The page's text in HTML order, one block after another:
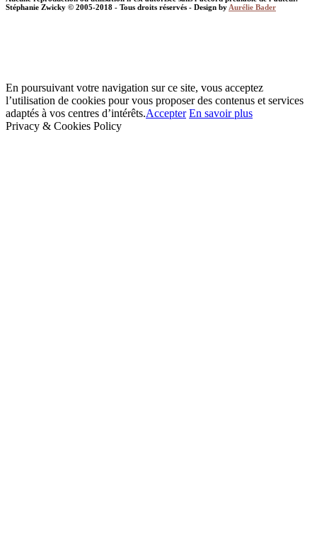
Stéphanie Zwicky © 2005-2018 - Tous droits réservés - Design by Aurélie Bader
En poursuivant votre navigation sur ce site, vous acceptez
l’utilisation de cookies pour vous proposer des contenus et services
adaptés à vos centres d’intérêts.Accepter En savoir plus
Privacy & Cookies Policy